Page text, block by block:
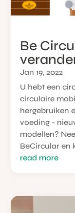
Be
Jan 19, 2022
U hebt een
circulaire
hergebruiken
voeding -
modellen?
BeCircular en
read more